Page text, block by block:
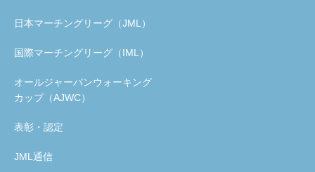
日本マーチングリーグ（JML）
国際マーチングリーグ（IML）
オールジャーパンウォーキング
カップ（AJWC）
表彰・認定
JML通信